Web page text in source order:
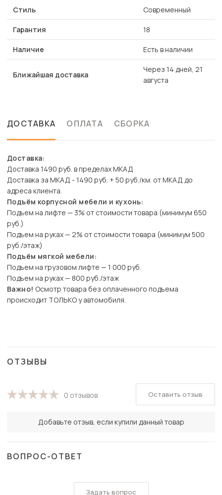
Стиль Современный
Гарантия 18
Наличие Есть в наличии
Ближайшая доставка
Через 14 дней, 21
августа
ДОСТАВКА ОПЛАТА СБОРКА
Доставка:
Доставка 1490 руб. в пределах МКАД
Доставка за МКАД - 1490 руб. + 50 руб./км. от МКАД до
адреса клиента.
Подъём корпусной мебели и кухонь:
Подъем на лифте — 3% от стоимости товара (минимум 650
руб.)
Подъем на руках — 2% от стоимости товара (минимум 500
руб./этаж)
Подъём мягкой мебели:
Подъем на грузовом лифте — 1 000 руб.
Подъем на руках — 800 руб./этаж
Важно! Осмотр товара без оплаченного подъема
происходит ТОЛЬКО у автомобиля.
ОТЗЫВЫ
0 отзывов
Добавьте отзыв, если купили данный товар
Оставить отзыв
ВОПРОС-ОТВЕТ
Задать вопрос